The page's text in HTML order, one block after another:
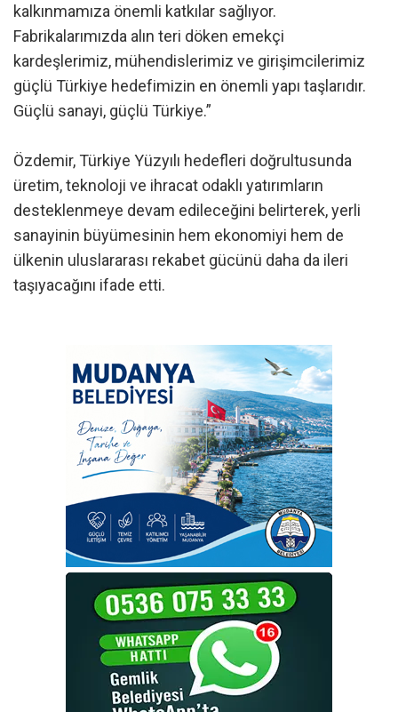
kalkınmamıza önemli katkılar sağlıyor.
Fabrikalarımızda alın teri döken emekçi
kardeşlerimiz, mühendislerimiz ve girişimcilerimiz
güçlü Türkiye hedefimizin en önemli yapı taşlarıdır.
Güçlü sanayi, güçlü Türkiye.”
Özdemir, Türkiye Yüzyılı hedefleri doğrultusunda
üretim, teknoloji ve ihracat odaklı yatırımların
desteklenmeye devam edileceğini belirterek, yerli
sanayinin büyümesinin hem ekonomiyi hem de
ülkenin uluslararası rekabet gücünü daha da ileri
taşıyacağını ifade etti.